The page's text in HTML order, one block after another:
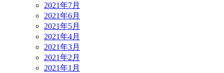
2021年7月
2021年6月
2021年5月
2021年4月
2021年3月
2021年2月
2021年1月